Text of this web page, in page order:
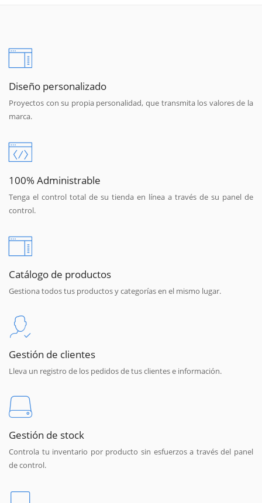
Diseño personalizado
Proyectos con su propia personalidad, que transmita los valores de la
marca.
100% Administrable
Tenga el control total de su tienda en línea a través de su panel de
control.
Catálogo de productos
Gestiona todos tus productos y categorías en el mismo lugar.
Gestión de clientes
Lleva un registro de los pedidos de tus clientes e información.
Gestión de stock
Controla tu inventario por producto sin esfuerzos a través del panel
de control.